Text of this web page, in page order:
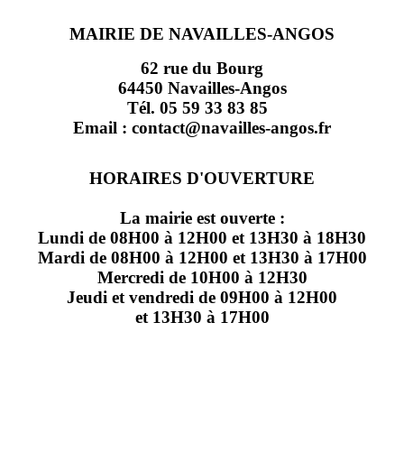
MAIRIE DE NAVAILLES-ANGOS
62 rue du Bourg
64450 Navailles-Angos
Tél. 05 59 33 83 85
Email : contact@navailles-angos.fr
HORAIRES D'OUVERTURE
La mairie est ouverte :
Lundi de 08H00 à 12H00 et 13H30 à 18H30
Mardi de 08H00 à 12H00 et 13H30 à 17H00
Mercredi de 10H00 à 12H30
Jeudi et vendredi de 09H00 à 12H00
et 13H30 à 17H00